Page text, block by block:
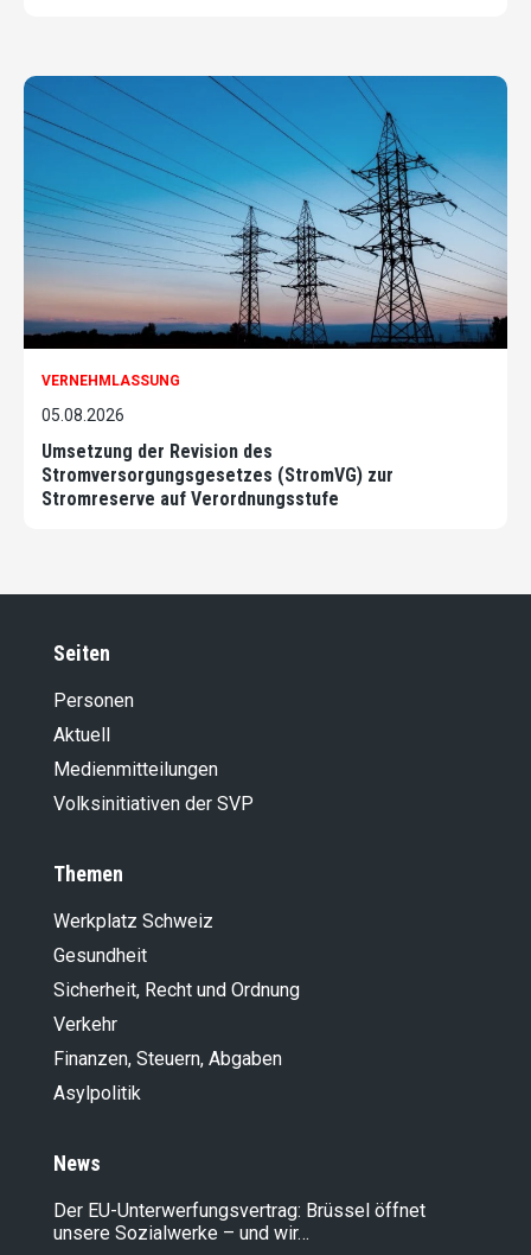
VERNEHMLASSUNG
05.08.2026
Umsetzung der Revision des
Stromversorgungsgesetzes (StromVG) zur
Stromreserve auf Verordnungsstufe
Seiten
Personen
Aktuell
Medienmitteilungen
Volksinitiativen der SVP
Themen
Werkplatz Schweiz
Gesundheit
Sicherheit, Recht und Ordnung
Verkehr
Finanzen, Steuern, Abgaben
Asylpolitik
News
Der EU-Unterwerfungsvertrag: Brüssel öffnet
unsere Sozialwerke – und wir…